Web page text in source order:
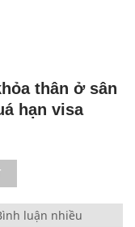
thân ở sân
hạn visa
luận nhiều